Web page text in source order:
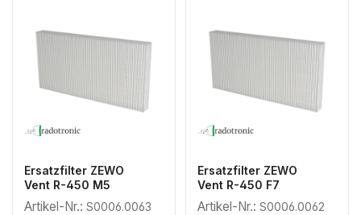
Ersatzfilter ZEWO
Vent R-450 M5
Artikel-Nr.: S0006.0063
Ersatzfilter ZEWO
Vent R-450 F7
Artikel-Nr.: S0006.0062